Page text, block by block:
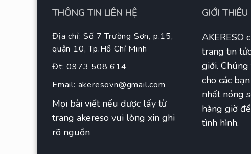
THÔNG TIN LIÊN HỆ
Địa chỉ: Số 7 Trường Sơn, p.15,
quận 10, Tp.Hồ Chí Minh
Đt: 0973 508 614
Email: akeresovn@gmail.com
Mọi bài viết nếu được lấy từ
trang akereso vui lòng xin ghi
rõ nguồn
GIỚI THIÊU
AKERESO
trang tin
giới.
cho các
nhất nóng
hàng giờ
tình hình.